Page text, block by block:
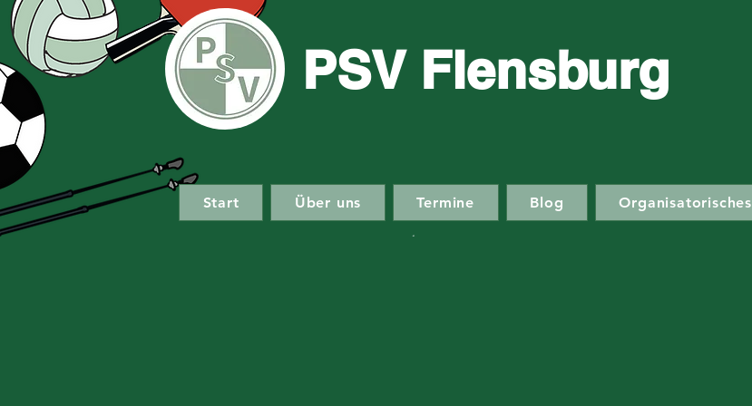
PSV Flensburg
Start Über uns Termine Blog Organisatorisches